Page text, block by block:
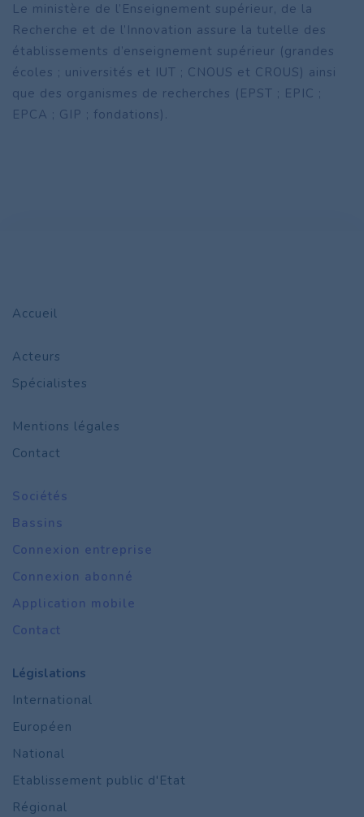
Le ministère de l’Enseignement supérieur, de la
Recherche et de l’Innovation assure la tutelle des
établissements d’enseignement supérieur (grandes
écoles ; universités et IUT ; CNOUS et CROUS) ainsi
que des organismes de recherches (EPST ; EPIC ;
EPCA ; GIP ; fondations).
Accueil
Acteurs
Spécialistes
Mentions légales
Contact
Sociétés
Bassins
Connexion entreprise
Connexion abonné
Application mobile
Contact
Législations
International
Européen
National
Etablissement public d'Etat
Régional